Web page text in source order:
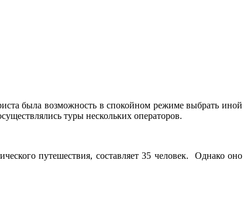
была возможность в спокойном режиме выбрать иной
туры нескольких операторов.
путешествия, составляет 35 человек. Однако оно